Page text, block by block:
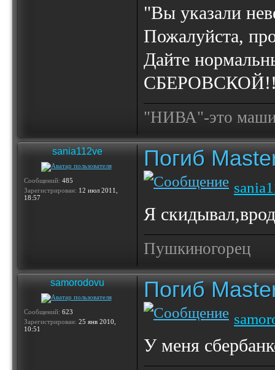
"Вы указали
Пожалуйста,
Дайте
"НИВА"-это
sania112ve
Сообщений: 485
Зарегистрирован: 12 июл 2011,
18:57
Погиб
Я
Пушкиногорец
samorodovu
Сообщений: 623
Зарегистрирован: 25 янв 2010,
10:51
Погиб
У меня